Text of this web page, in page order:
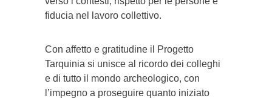
fiducia nel lavoro collettivo.
Con affetto e gratitudine il Progetto
Tarquinia si unisce al ricordo dei colleghi
e di tutto il mondo archeologico, con
l’impegno a proseguire quanto iniziato